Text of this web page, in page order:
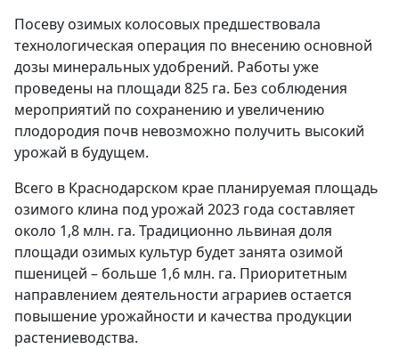
Посеву озимых колосовых предшествовала
технологическая операция по внесению основной
дозы минеральных удобрений. Работы уже
проведены на площади 825 га. Без соблюдения
мероприятий по сохранению и увеличению
плодородия почв невозможно получить высокий
урожай в будущем.
Всего в Краснодарском крае планируемая площадь
озимого клина под урожай 2023 года составляет
около 1,8 млн. га. Традиционно львиная доля
площади озимых культур будет занята озимой
пшеницей – больше 1,6 млн. га. Приоритетным
направлением деятельности аграриев остается
повышение урожайности и качества продукции
растениеводства.